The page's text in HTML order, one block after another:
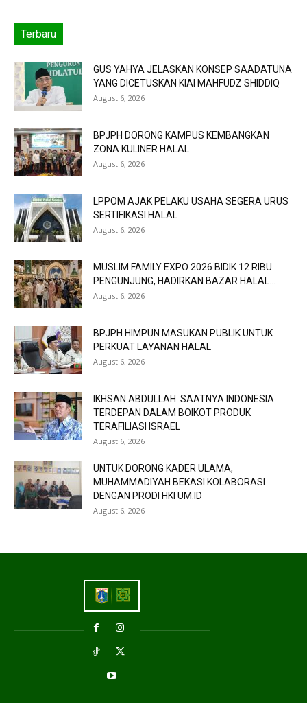
Terbaru
GUS YAHYA JELASKAN KONSEP SAADATUNA
YANG DICETUSKAN KIAI MAHFUDZ SHIDDIQ
August 6, 2026
BPJPH DORONG KAMPUS KEMBANGKAN
ZONA KULINER HALAL
August 6, 2026
LPPOM AJAK PELAKU USAHA SEGERA URUS
SERTIFIKASI HALAL
August 6, 2026
MUSLIM FAMILY EXPO 2026 BIDIK 12 RIBU
PENGUNJUNG, HADIRKAN BAZAR HALAL...
August 6, 2026
BPJPH HIMPUN MASUKAN PUBLIK UNTUK
PERKUAT LAYANAN HALAL
August 6, 2026
IKHSAN ABDULLAH: SAATNYA INDONESIA
TERDEPAN DALAM BOIKOT PRODUK
TERAFILIASI ISRAEL
August 6, 2026
UNTUK DORONG KADER ULAMA,
MUHAMMADIYAH BEKASI KOLABORASI
DENGAN PRODI HKI UM.ID
August 6, 2026